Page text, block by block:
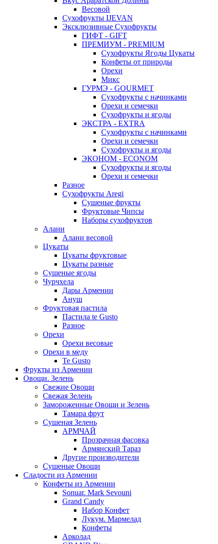
Весовой
Сухофрукты IJEVAN
Эксклюзивные Сухофрукты
ГИФТ - GIFT
ПРЕМИУМ - PREMIUM
Сухофрукты Ягоды Цукаты
Конфеты от природы
Орехи
Микс
ГУРМЭ - GOURMET
Сухофрукты с начинками
Орехи и семечки
Сухофрукты и ягоды
ЭКСТРА - EXTRA
Сухофрукты с начинками
Орехи и семечки
Сухофрукты и ягоды
ЭКОНОМ - ECONOM
Сухофрукты и ягоды
Орехи и семечки
Разное
Сухофрукты Aregi
Сушеные фрукты
Фруктовые Чипсы
Наборы сухофруктов
Алани
Алани весовой
Цукаты
Цукаты фруктовые
Цукаты разные
Сушеные ягоды
Чурчхела
Дары Армении
Ануш
Фруктовая пастила
Пастила te Gusto
Разное
Орехи
Орехи весовые
Орехи в меду
Te Gusto
Фрукты из Армении
Овощи. Зелень
Свежие Овощи
Свежая Зелень
Замороженные Овощи и Зелень
Тамара фрут
Сушеная Зелень
АРМЧАЙ
Прозрачная фасовка
Армянский Тараз
Другие производители
Сушеные Овощи
Сладости из Армении
Конфеты из Армении
Sonuar. Mark Sevouni
Grand Candy
Набор Конфет
Лукум. Мармелад
Конфеты
Арколад